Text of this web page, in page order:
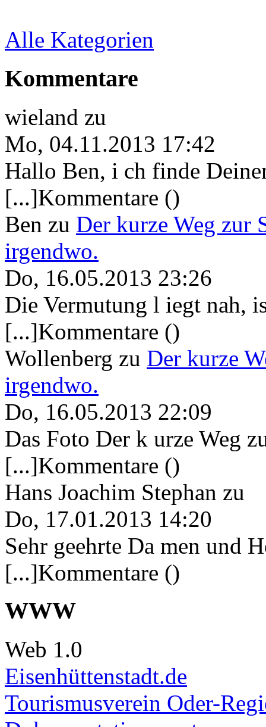
Alle Kategorien
Kommentare
wieland zu
Mo, 04.11.2013 17:42
Hallo Ben, i ch finde
[...]Kommentare ()
Ben zu Der kurze Weg zur
irgendwo.
Do, 16.05.2013 23:26
Die Vermutung l iegt nah,
[...]Kommentare ()
Wollenberg zu Der kurze
irgendwo.
Do, 16.05.2013 22:09
Das Foto Der k urze Weg
[...]Kommentare ()
Hans Joachim Stephan zu
Do, 17.01.2013 14:20
Sehr geehrte Da men und
[...]Kommentare ()
WWW
Web 1.0
Eisenhüttenstadt.de
Tourismusverein Oder-